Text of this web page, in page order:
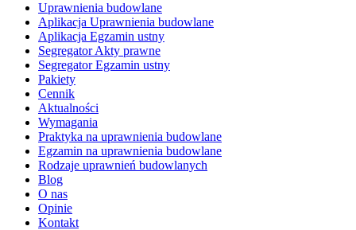
Uprawnienia budowlane
Aplikacja Uprawnienia budowlane
Aplikacja Egzamin ustny
Segregator Akty prawne
Segregator Egzamin ustny
Pakiety
Cennik
Aktualności
Wymagania
Praktyka na uprawnienia budowlane
Egzamin na uprawnienia budowlane
Rodzaje uprawnień budowlanych
Blog
O nas
Opinie
Kontakt